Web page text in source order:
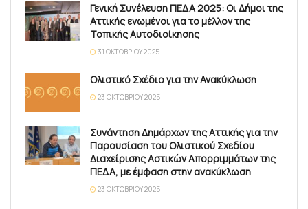
Γενική Συνέλευση ΠΕΔΑ 2025: Οι Δήμοι της
Αττικής ενωμένοι για το μέλλον της
Τοπικής Αυτοδιοίκησης
31 ΟΚΤΩΒΡΊΟΥ 2025
Ολιστικό Σχέδιο για την Ανακύκλωση
23 ΟΚΤΩΒΡΊΟΥ 2025
Συνάντηση Δημάρχων της Αττικής για την
Παρουσίαση του Ολιστικού Σχεδίου
Διαχείρισης Αστικών Απορριμμάτων της
ΠΕΔΑ, με έμφαση στην ανακύκλωση
23 ΟΚΤΩΒΡΊΟΥ 2025